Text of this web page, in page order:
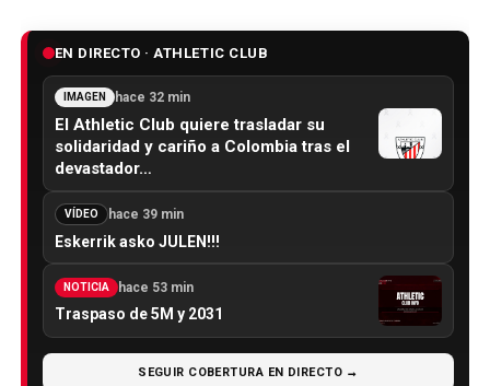
EN DIRECTO · ATHLETIC CLUB
IMAGEN hace 32 min
El Athletic Club quiere trasladar su
solidaridad y cariño a Colombia tras el
devastador…
VÍDEO hace 39 min
Eskerrik asko JULEN!!!
NOTICIA hace 53 min
Traspaso de 5M y 2031
SEGUIR COBERTURA EN DIRECTO →